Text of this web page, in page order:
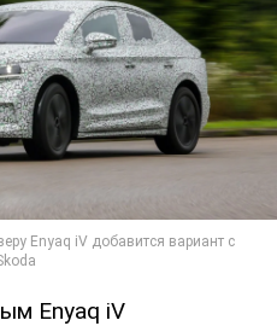
Enyaq iV